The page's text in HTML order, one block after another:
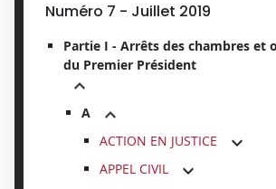
Numéro 7 - Juillet 2019
Partie I - Arrêts des chambres et
du Premier Président
A
ACTION EN JUSTICE
APPEL CIVIL